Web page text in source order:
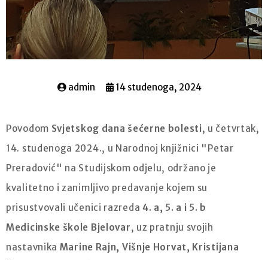
admin 14 studenoga, 2024
Povodom Svjetskog dana šećerne bolesti, u četvrtak,
14. studenoga 2024., u Narodnoj knjižnici "Petar
Preradović" na Studijskom odjelu, održano je
kvalitetno i zanimljivo predavanje kojem su
prisustvovali učenici razreda 4. a, 5. a i 5. b
Medicinske škole Bjelovar, uz pratnju svojih
nastavnika Marine Rajn, Višnje Horvat, Kristijana